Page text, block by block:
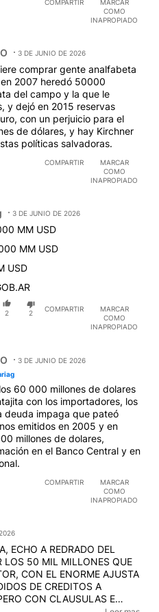
COMPARTIR
MARCAR
COMO
INAPROPIADO
3 DE JUNIO DE 2026
comprar gente analfabeta
2007 heredó 50000
del campo y la que le
y dejó en 2015 reservas
con un perjuicio para el
de dólares, y hay Kirchner
políticas salvadoras.
COMPARTIR
MARCAR
COMO
INAPROPIADO
Coenriag.
3 DE JUNIO DE 2026
MM USD
MM USD
USD
2 2
COMPARTIR
MARCAR
COMO
INAPROPIADO
3 DE JUNIO DE 2026
60 000 millones de dolares
con los importadores, los
deuda impaga que pateó
emitidos en 2005 y en
millones de dolares,
en el Banco Central y en
COMPARTIR
MARCAR
COMO
INAPROPIADO
ECHO A REDRADO DEL
LOS 50 MIL MILLONES QUE
CON EL ENORME AJUSTA
DE CREDITOS A
CON CLAUSULAS E